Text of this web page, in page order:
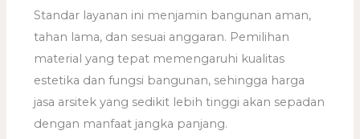
Standar layanan ini menjamin bangunan aman,
tahan lama, dan sesuai anggaran. Pemilihan
material yang tepat memengaruhi kualitas
estetika dan fungsi bangunan, sehingga harga
jasa arsitek yang sedikit lebih tinggi akan sepadan
dengan manfaat jangka panjang.